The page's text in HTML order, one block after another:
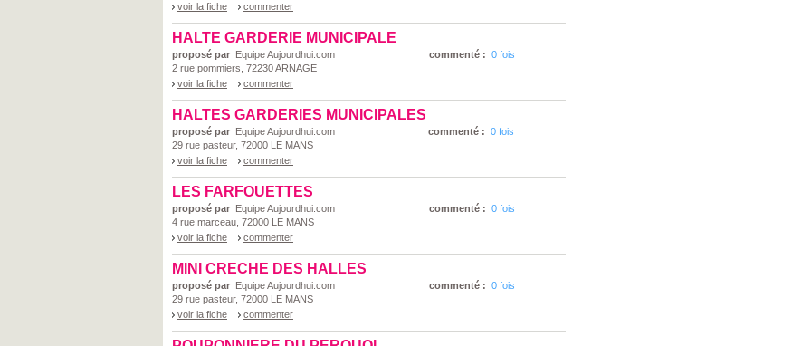
voir la fiche
commenter
HALTE GARDERIE MUNICIPALE
proposé par Equipe Aujourdhui.com commenté : 0 fois
2 rue pommiers, 72230 ARNAGE
voir la fiche
commenter
HALTES GARDERIES MUNICIPALES
proposé par Equipe Aujourdhui.com commenté : 0 fois
29 rue pasteur, 72000 LE MANS
voir la fiche
commenter
LES FARFOUETTES
proposé par Equipe Aujourdhui.com commenté : 0 fois
4 rue marceau, 72000 LE MANS
voir la fiche
commenter
MINI CRECHE DES HALLES
proposé par Equipe Aujourdhui.com commenté : 0 fois
29 rue pasteur, 72000 LE MANS
voir la fiche
commenter